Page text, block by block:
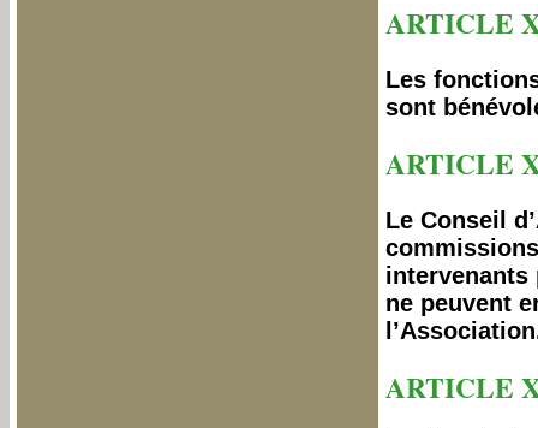
ARTICLE
Les
sont
ARTICLE
Le Conseil
intervenants
ne peuvent
ARTICLE